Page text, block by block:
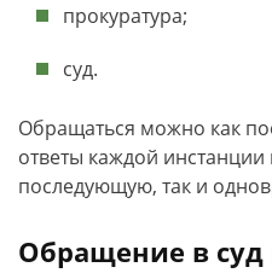
прокуратура;
суд.
Обращаться можно как
ответы каждой инстанции
последующую, так и
Обращение в